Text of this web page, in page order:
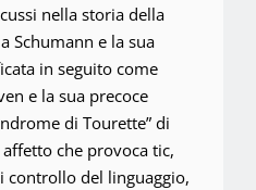
nella storia della
Schumann e la sua
in seguito come
e la sua precoce
di Tourette” di
che provoca tic,
controllo del linguaggio,